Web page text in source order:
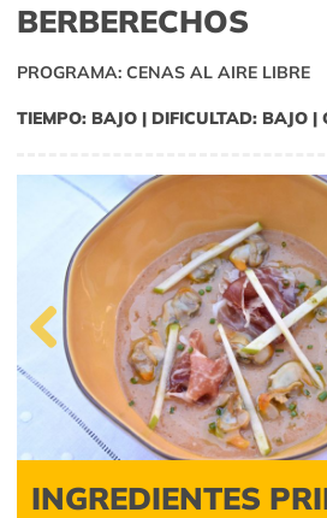
BERBERECHOS
PROGRAMA: CENAS AL AIRE LIBRE
TIEMPO: BAJO | DIFICULTAD: BAJO |
Previous
INGREDIENTES